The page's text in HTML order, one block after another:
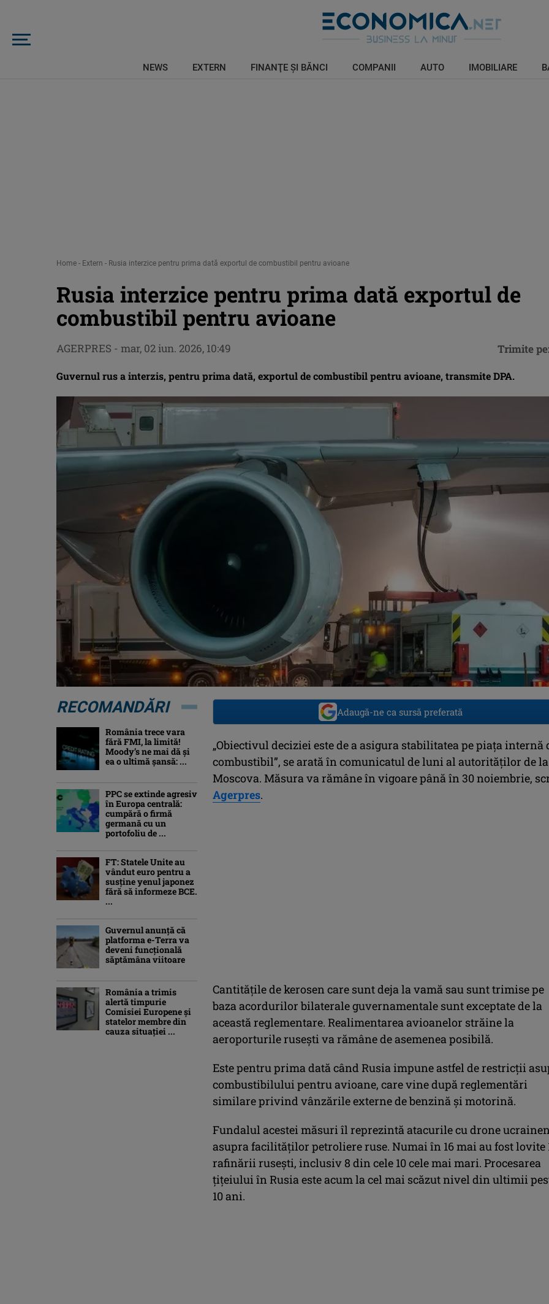
NEWS EXTERN FINANŢE ŞI BĂNCI COMPANII AUTO IMOBILIARE
Home - Extern - Rusia interzice pentru prima dată exportul de combustibil pentru avioane
Rusia interzice pentru prima dată exportul de
combustibil pentru avioane
Guvernul rus a interzis, pentru prima dată, exportul de combustibil pentru avioane, transmite DPA.
AGERPRES - mar, 02 iun. 2026, 10:49 Trimite
Adaugă-ne ca sursă preferată
„Obiectivul deciziei este de a asigura stabilitatea pe piaţa internă
combustibil”, se arată în comunicatul de luni al autorităţilor de la
Moscova. Măsura va rămâne în vigoare până în 30 noiembrie,
Agerpres.
Cantităţile de kerosen care sunt deja la vamă sau sunt trimise pe
baza acordurilor bilaterale guvernamentale sunt exceptate de la
această reglementare. Realimentarea avioanelor străine la
aeroporturile ruseşti va rămâne de asemenea posibilă.
Este pentru prima dată când Rusia impune astfel de restricţii
combustibilului pentru avioane, care vine după reglementări
similare privind vânzările externe de benzină şi motorină.
Fundalul acestei măsuri îl reprezintă atacurile cu drone
asupra facilităţilor petroliere ruse. Numai în 16 mai au fost lovite
rafinării ruseşti, inclusiv 8 din cele 10 cele mai mari. Procesarea
ţiţeiului în Rusia este acum la cel mai scăzut nivel din ultimii
10 ani.
RECOMANDĂRI
România trece vara
fără FMI, la limită!
Moody’s ne mai dă și
ea o ultimă șansă: ...
PPC se extinde agresiv
în Europa centrală:
cumpără o firmă
germană cu un
portofoliu de ...
FT: Statele Unite au
vândut euro pentru a
susține yenul japonez
fără să informeze BCE.
...
Guvernul anunță că
platforma e-Terra va
deveni funcţională
săptămâna viitoare
România a trimis
alertă timpurie
Comisiei Europene și
statelor membre din
cauza situației ...